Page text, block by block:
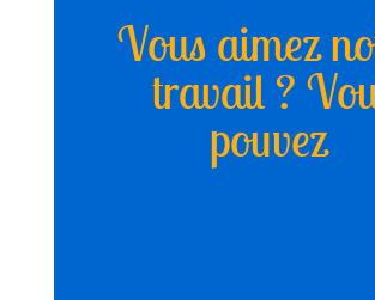
Vous aimez
travail ?
pouvez